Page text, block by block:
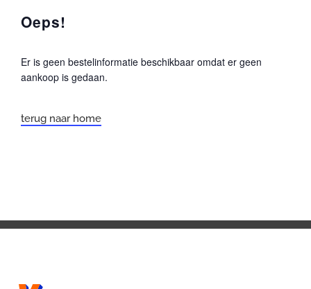
DOE MEE
Oeps!
Er is geen bestelinformatie beschikbaar omdat er geen
aankoop is gedaan.
terug naar home